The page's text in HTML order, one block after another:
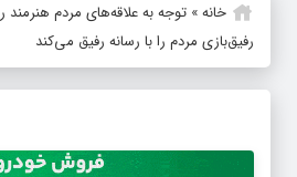
رفیق‌بازی مردم را با رسانه رفیق می‌کند